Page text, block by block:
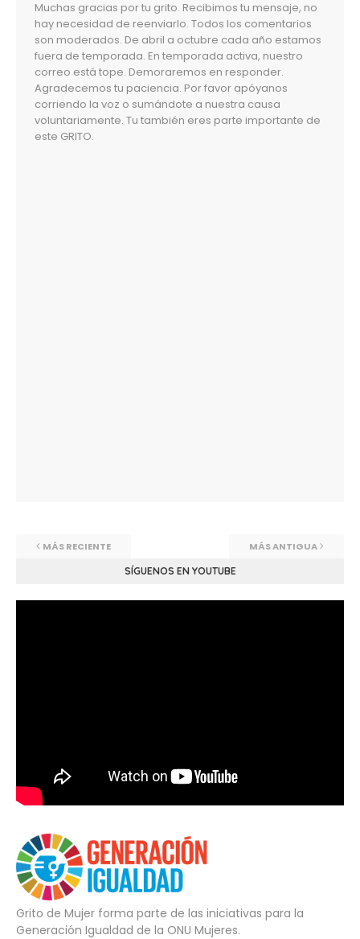
Muchas gracias por tu grito. Recibimos tu mensaje, no
hay necesidad de reenviarlo. Todos los comentarios
son moderados. De abril a octubre cada año estamos
fuera de temporada. En temporada activa, nuestro
correo está tope. Demoraremos en responder.
Agradecemos tu paciencia. Por favor apóyanos
corriendo la voz o sumándote a nuestra causa
voluntariamente. Tu también eres parte importante de
este GRITO.
MÁS RECIENTE MÁS ANTIGUA
SÍGUENOS EN YOUTUBE
Grito de Mujer forma parte de las iniciativas para la
Generación Igualdad de la ONU Mujeres.